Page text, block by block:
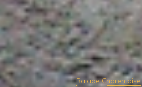
Balade Charentaise